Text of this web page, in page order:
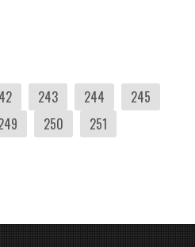
243 244
245
250
251